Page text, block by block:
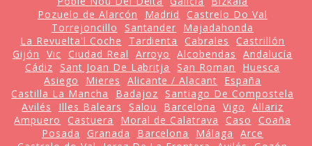
Pozuelo de Alarcón
Madrid
Castrelo Do Val
Torrejoncillo
Santander
Majadahonda
La Revuelta'l Coche
Tardienta Cabrales
Castrillón
Gijón
Vic Ciudad Real Arroyo Alcobendas
Andalucía
Cádiz
Sant Joan De Labritja San Roman
Huesca
Asiego
Mieres Alicante / Alacant
España
Castilla La Mancha
Badajoz
Santiago De Compostela
Avilés
Illes Balears Salou Barcelona Vigo
Allariz
Ampuero
Castuera Moral de Calatrava Caso
Coaña
Posada
Granada Barcelona Málaga
Arce